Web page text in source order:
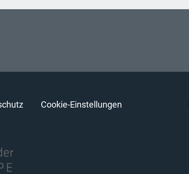
Cookie-Einstellungen